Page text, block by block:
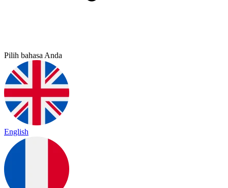
Pilih bahasa Anda
English